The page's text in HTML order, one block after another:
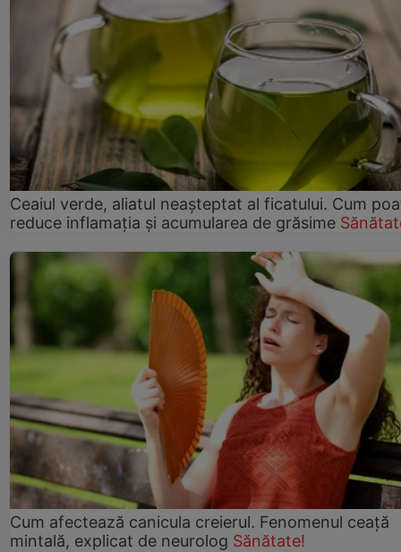
Ceaiul verde, aliatul neașteptat al ficatului. Cum
reduce inflamația și acumularea de grăsime
Cum afectează canicula creierul. Fenomenul ceață
mintală, explicat de neurolog Sănătate!